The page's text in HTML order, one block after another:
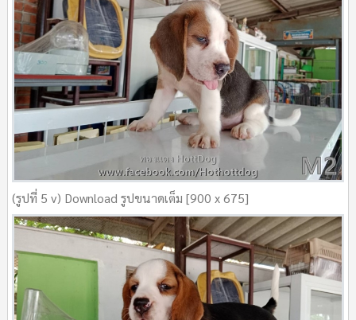
(รูปที่ 5 v) Download รูปขนาดเต็ม [900 x 675]